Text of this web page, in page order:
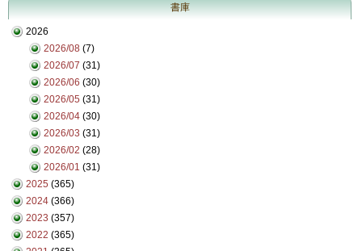
書庫
2026
2026/08 (7)
2026/07 (31)
2026/06 (30)
2026/05 (31)
2026/04 (30)
2026/03 (31)
2026/02 (28)
2026/01 (31)
2025 (365)
2024 (366)
2023 (357)
2022 (365)